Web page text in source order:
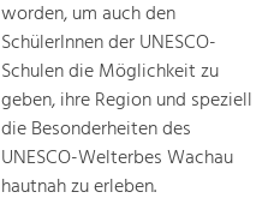
worden, um auch den
SchülerInnen der UNESCO-
Schulen die Möglichkeit zu
geben, ihre Region und speziell
die Besonderheiten des
UNESCO-Welterbes Wachau
hautnah zu erleben.